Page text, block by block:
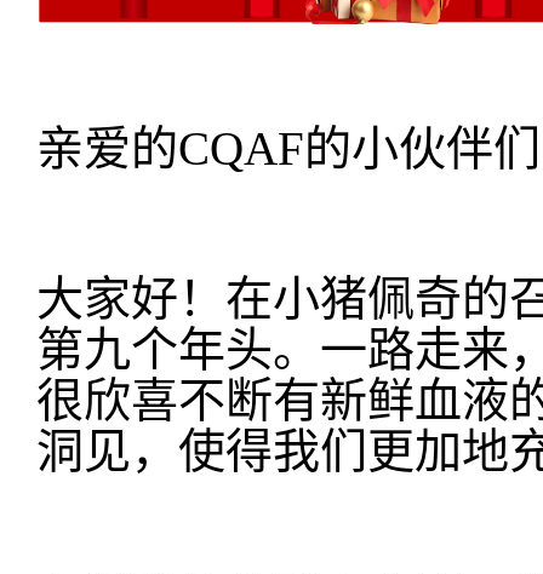
亲爱的CQAF的小伙伴
大家好！在小猪佩奇的
第九个年头。一路走来
很欣喜不断有新鲜血液
洞见，使得我们更加地